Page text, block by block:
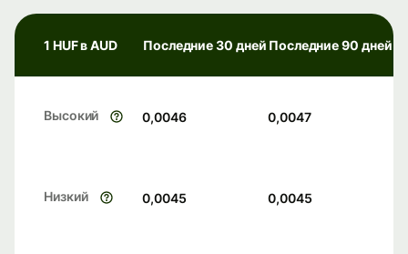
1 HUF в AUD Последние 30 дней Последние 90 дней
Высокий 0,0046 0,0047
Низкий 0,0045 0,0045